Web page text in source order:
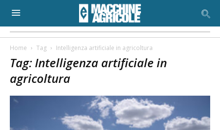
Home Tag Intelligenza artificiale in agricoltura
Tag: Intelligenza artificiale in
agricoltura